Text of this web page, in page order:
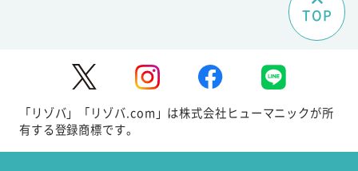
TOP
「リゾバ」「リゾバ.com」は株式会社ヒューマニックが所
有する登録商標です。